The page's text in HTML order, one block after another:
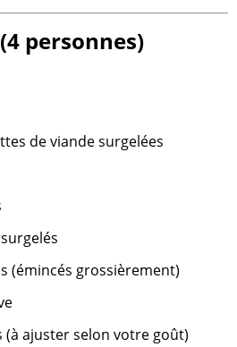
personnes)
de viande surgelées
(émincés grossièrement)
(à ajuster selon votre goût)